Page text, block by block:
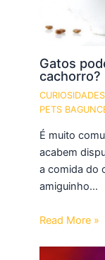
Gatos
cachorro?
PETS
É muito
acabem
a comida do
amiguinho…
Read More »